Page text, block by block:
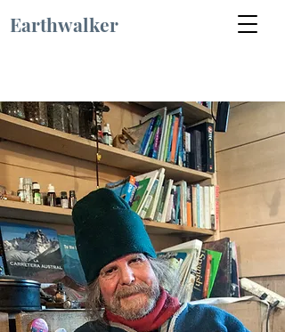
Earthwalker